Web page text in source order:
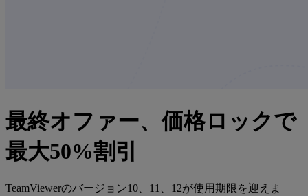
最終オファー、価格ロックで
最大50%割引
TeamViewerのバージョン10、11、12が使用期限を迎えま